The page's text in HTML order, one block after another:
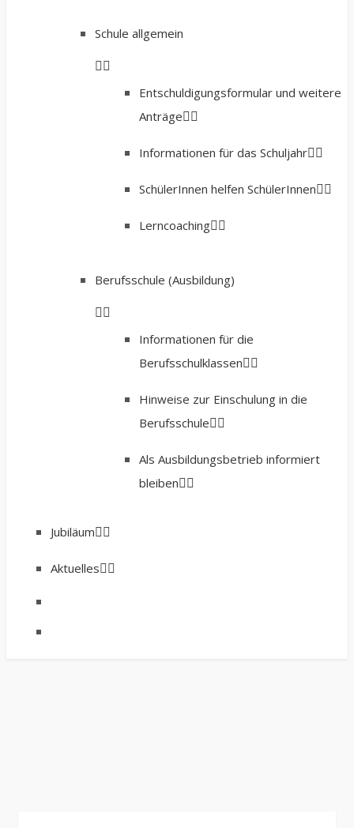
Schule allgemein
Entschuldigungsformular und weitere
Anträge
Informationen für das Schuljahr
SchülerInnen helfen SchülerInnen
Lerncoaching
Berufsschule (Ausbildung)
Informationen für die
Berufsschulklassen
Hinweise zur Einschulung in die
Berufsschule
Als Ausbildungsbetrieb informiert
bleiben
Jubiläum
Aktuelles